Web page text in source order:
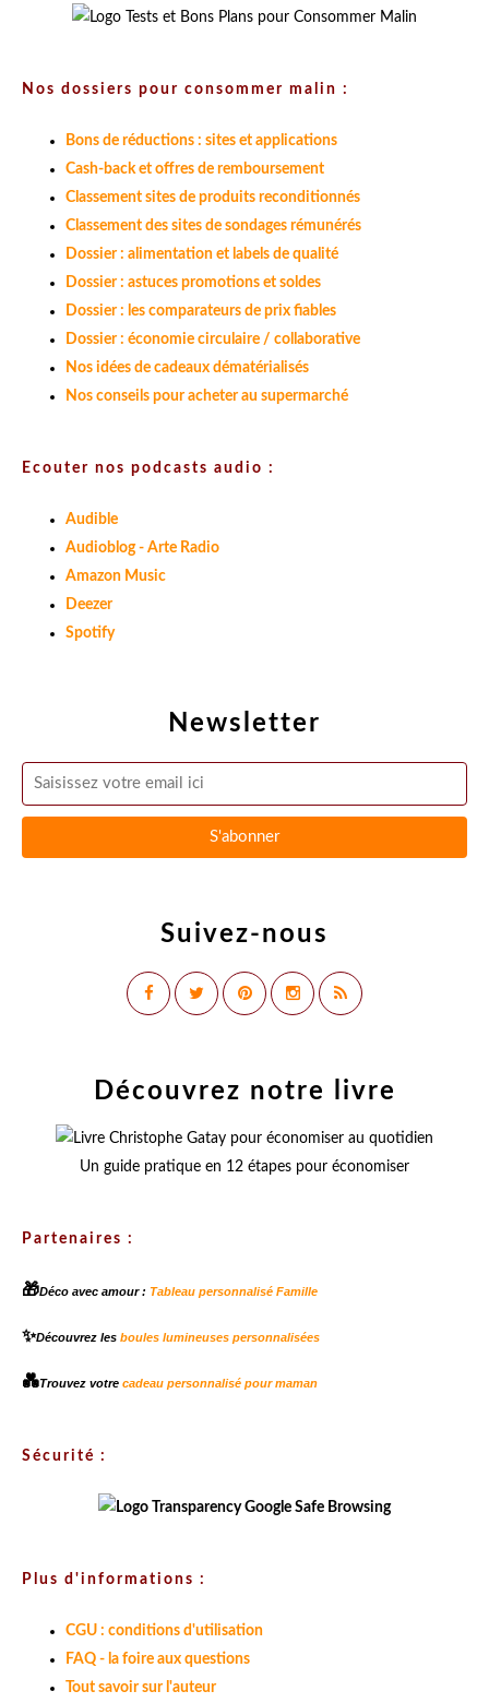
Newsletter
Suivez-nous
Nos dossiers pour consommer malin :
Bons de réductions : sites et applications
Cash-back et offres de remboursement
Classement sites de produits reconditionnés
Classement des sites de sondages rémunérés
Dossier : alimentation et labels de qualité
Dossier : astuces promotions et soldes
Dossier : les comparateurs de prix fiables
Dossier : économie circulaire / collaborative
Nos idées de cadeaux dématérialisés
Nos conseils pour acheter au supermarché
Ecouter nos podcasts audio :
Audible
Audioblog - Arte Radio
Amazon Music
Deezer
Spotify
Découvrez notre livre
Un guide pratique en 12 étapes pour économiser
Partenaires :
🎁Déco avec amour : Tableau personnalisé Famille
✨Découvrez les boules lumineuses personnalisées
💑Trouvez votre cadeau personnalisé pour maman
Sécurité :
Plus d'informations :
CGU : conditions d'utilisation
FAQ - la foire aux questions
Tout savoir sur l'auteur